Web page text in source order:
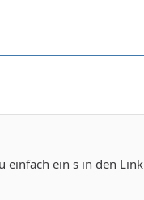
einfach ein s in den